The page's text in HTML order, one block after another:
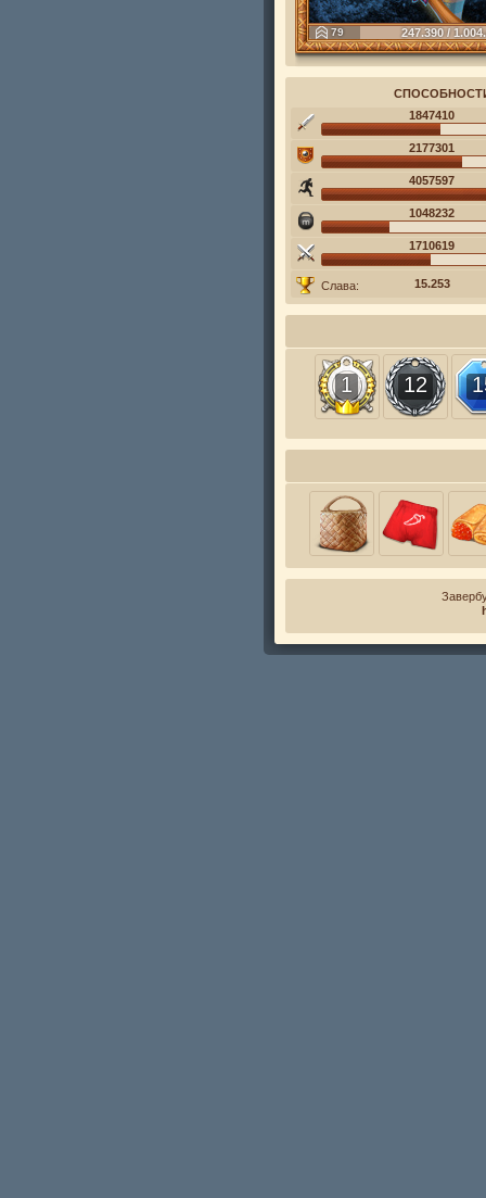
79 247.390 /
1847410
2177301
4057597
1048232
1710619
Слава: 15.253
1 12